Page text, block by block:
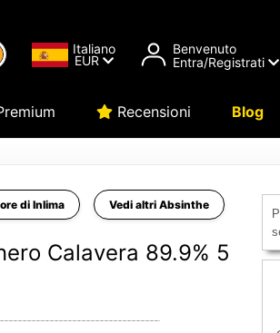
Italiano
EUR
Benvenuto
Entra/Registrati
Recensioni Blog
di Inlima Vedi altri Absinthe
Calavera 89.9% 5